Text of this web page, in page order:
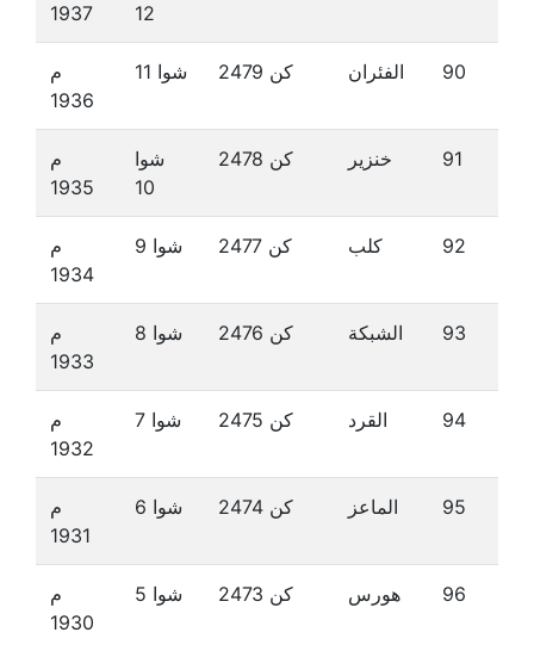
1937
12
م
1936
شوا 11 كن 2479 الفئران 90
م
1935
شوا
10
كن 2478 خنزير 91
م
1934
شوا 9 كن 2477 كلب 92
م
1933
شوا 8 كن 2476 الشبكة 93
م
1932
شوا 7 كن 2475 القرد 94
م
1931
شوا 6 كن 2474 الماعز 95
م
1930
شوا 5 كن 2473 هورس 96